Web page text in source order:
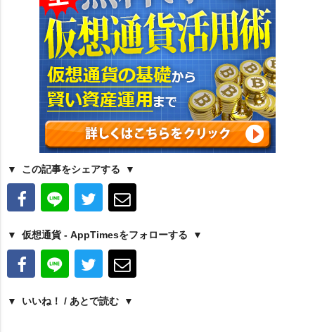
この記事をシェアする
仮想通貨 - AppTimesをフォローする
いいね！ / あとで読む